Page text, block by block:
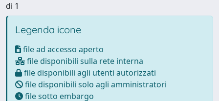
di 1
Legenda icone
file ad accesso aperto
file disponibili sulla rete interna
file disponibili agli utenti autorizzati
file disponibili solo agli amministratori
file sotto embargo